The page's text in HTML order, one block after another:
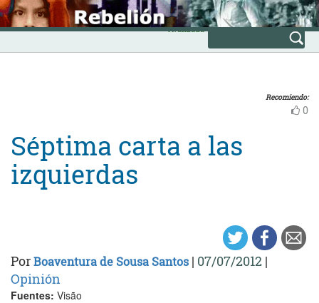
Skip
to
content
INICIO
Avanzada
Recomiendo:
0
Séptima carta a las
izquierdas
PorBoaventura de Sousa Santos | 07/07/2012 |
Opinión
Fuentes: Visão